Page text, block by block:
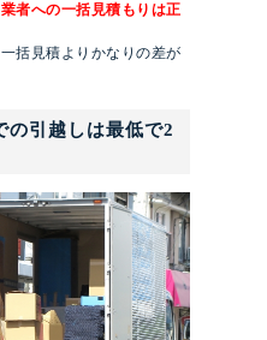
者への一括見積もりは正
括見積よりかなりの差が
の引越しは最低で2